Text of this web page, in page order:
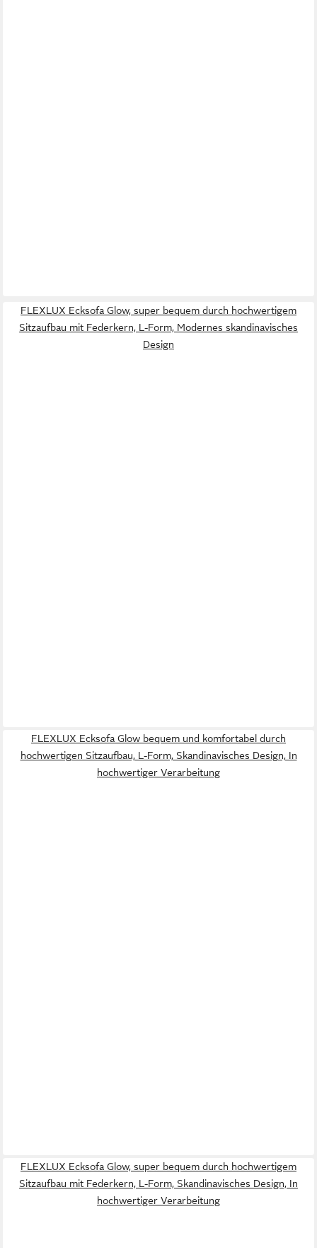
FLEXLUX Ecksofa Glow, super bequem durch hochwertigem
Sitzaufbau mit Federkern, L-Form, Modernes skandinavisches
Design
FLEXLUX Ecksofa Glow bequem und komfortabel durch
hochwertigen Sitzaufbau, L-Form, Skandinavisches Design, In
hochwertiger Verarbeitung
FLEXLUX Ecksofa Glow, super bequem durch hochwertigem
Sitzaufbau mit Federkern, L-Form, Skandinavisches Design, In
hochwertiger Verarbeitung